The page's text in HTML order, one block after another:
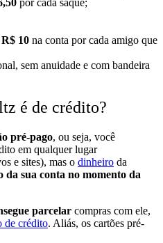
por cada saque;
10 na conta por cada amigo que
sem anuidade e com bandeira
é de crédito?
pré-pago, ou seja, você
em qualquer lugar
e sites), mas o dinheiro da
da sua conta no momento da
parcelar compras com ele,
de crédito. Aliás, os cartões pré-